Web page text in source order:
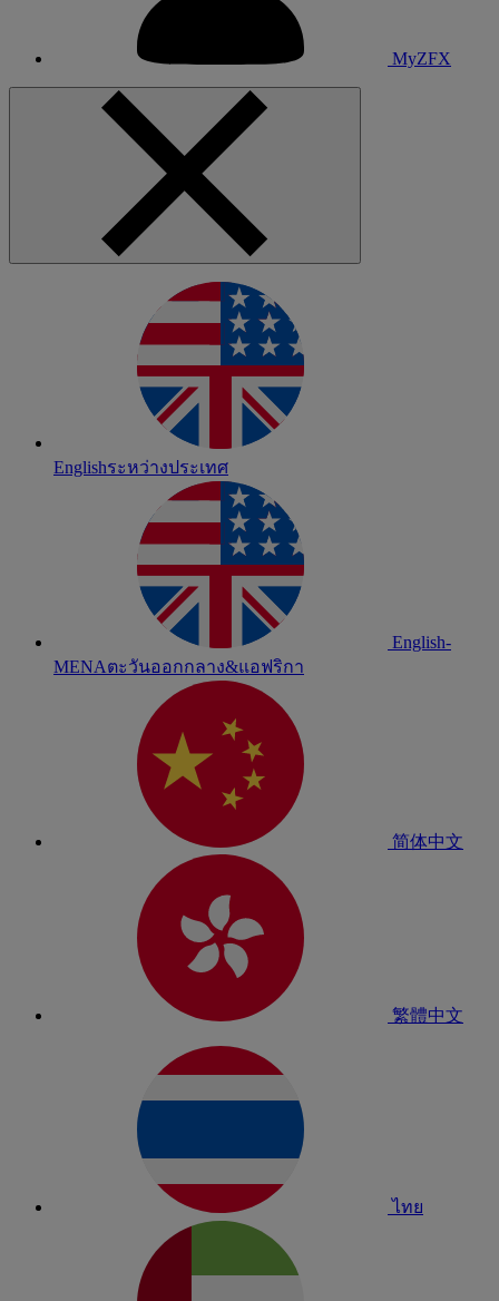
MyZFX
Englishระหว่างประเทศ
English-
MENAตะวันออกกลาง&แอฟริกา
简体中文
繁體中文
ไทย